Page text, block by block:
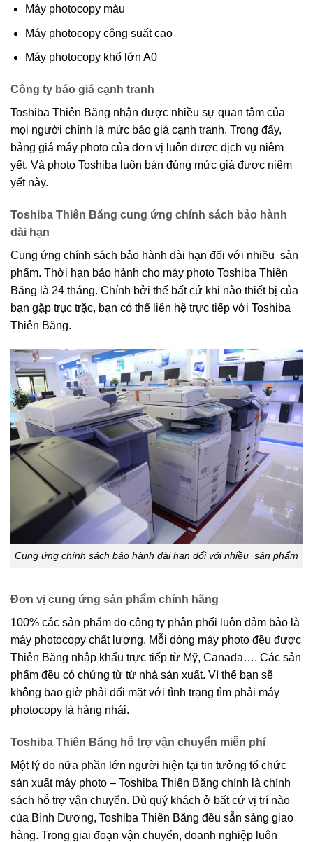
Máy photocopy màu
Máy photocopy công suất cao
Máy photocopy khổ lớn A0
Công ty báo giá cạnh tranh
Toshiba Thiên Băng nhận được nhiều sự quan tâm của
mọi người chính là mức báo giá cạnh tranh. Trong đấy,
bảng giá máy photo của đơn vị luôn được dịch vụ niêm
yết. Và photo Toshiba luôn bán đúng mức giá được niêm
yết này.
Toshiba Thiên Băng cung ứng chính sách bảo hành
dài hạn
Cung ứng chính sách bảo hành dài hạn đối với nhiều sản
phẩm. Thời hạn bảo hành cho máy photo Toshiba Thiên
Băng là 24 tháng. Chính bởi thế bất cứ khi nào thiết bị của
bạn gặp trục trặc, bạn có thể liên hệ trực tiếp với Toshiba
Thiên Băng.
Cung ứng chính sách bảo hành dài hạn đối với nhiều sản phẩm
Đơn vị cung ứng sản phẩm chính hãng
100% các sản phẩm do công ty phân phối luôn đảm bảo là
máy photocopy chất lượng. Mỗi dòng máy photo đều được
Thiên Băng nhập khẩu trực tiếp từ Mỹ, Canada…. Các sản
phẩm đều có chứng từ từ nhà sản xuất. Vì thế bạn sẽ
không bao giờ phải đối mặt với tình trạng tìm phải máy
photocopy là hàng nhái.
Toshiba Thiên Băng hỗ trợ vận chuyển miễn phí
Một lý do nữa phần lớn người hiện tại tin tưởng tổ chức
sản xuất máy photo – Toshiba Thiên Băng chính là chính
sách hỗ trợ vận chuyển. Dù quý khách ở bất cứ vị trí nào
của Bình Dương, Toshiba Thiên Băng đều sẵn sàng giao
hàng. Trong giai đoạn vận chuyển, doanh nghiệp luôn